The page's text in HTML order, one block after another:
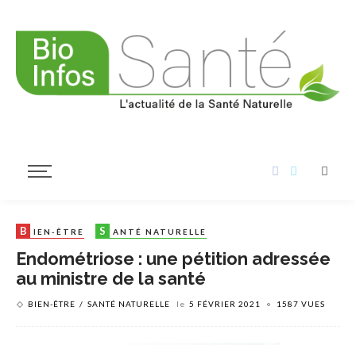
B IEN-ÊTRE S ANTÉ NATURELLE
Endométriose : une pétition adressée
au ministre de la santé
BIEN-ÊTRE SANTÉ NATURELLE le 5 FÉVRIER 2021 1587 VUES